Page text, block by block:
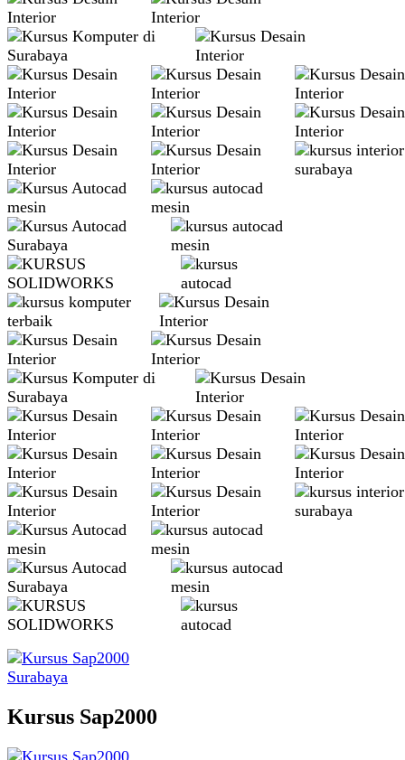
Kursus Sap2000